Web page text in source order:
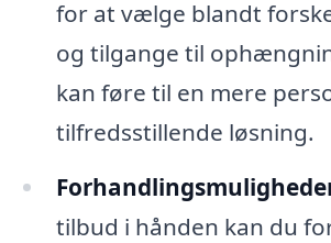
for at vælge blandt
og tilgange til
kan føre til en mere
tilfredsstillende løsning.
tilbud i hånden kan du